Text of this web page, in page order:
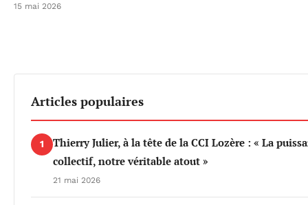
15 mai 2026
Articles populaires
1
Thierry Julier, à la tête de la CCI Lozère : « La
collectif, notre véritable atout »
21 mai 2026